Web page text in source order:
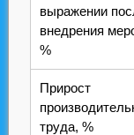
выражении
внедрения
%
Прирост
труда, %